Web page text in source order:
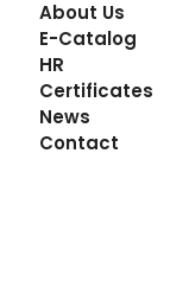
About Us
E-Catalog
HR
Certificates
News
Contact